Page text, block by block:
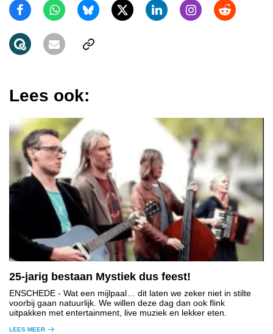
Lees ook:
25-jarig bestaan Mystiek dus feest!
ENSCHEDE - Wat een mijlpaal… dit laten we zeker niet in stilte
voorbij gaan natuurlijk. We willen deze dag dan ook flink
uitpakken met entertainment, live muziek en lekker eten.
LEES MEER